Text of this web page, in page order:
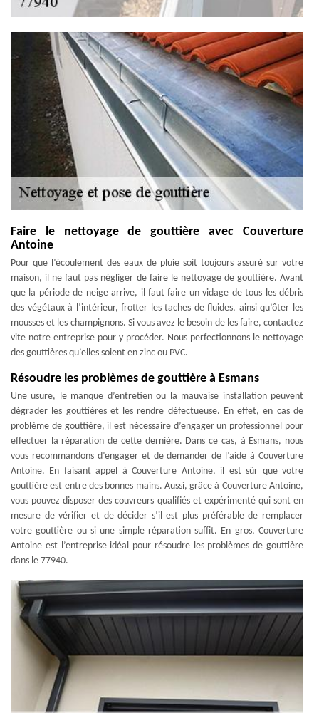
Faire le nettoyage de gouttière avec Couverture
Antoine
Pour que l’écoulement des eaux de pluie soit toujours assuré sur votre
maison, il ne faut pas négliger de faire le nettoyage de gouttière. Avant
que la période de neige arrive, il faut faire un vidage de tous les débris
des végétaux à l’intérieur, frotter les taches de fluides, ainsi qu’ôter les
mousses et les champignons. Si vous avez le besoin de les faire, contactez
vite notre entreprise pour y procéder. Nous perfectionnons le nettoyage
des gouttières qu’elles soient en zinc ou PVC.
Résoudre les problèmes de gouttière à Esmans
Une usure, le manque d’entretien ou la mauvaise installation peuvent
dégrader les gouttières et les rendre défectueuse. En effet, en cas de
problème de gouttière, il est nécessaire d’engager un professionnel pour
effectuer la réparation de cette dernière. Dans ce cas, à Esmans, nous
vous recommandons d’engager et de demander de l’aide à Couverture
Antoine. En faisant appel à Couverture Antoine, il est sûr que votre
gouttière est entre des bonnes mains. Aussi, grâce à Couverture Antoine,
vous pouvez disposer des couvreurs qualifiés et expérimenté qui sont en
mesure de vérifier et de décider s’il est plus préférable de remplacer
votre gouttière ou si une simple réparation suffit. En gros, Couverture
Antoine est l’entreprise idéal pour résoudre les problèmes de gouttière
dans le 77940.